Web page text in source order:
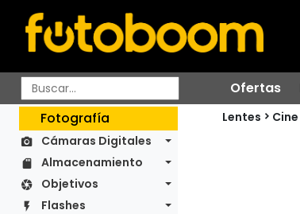
Ofertas
Fotografía
Cámaras Digitales
Almacenamiento
Objetivos
Flashes
Lentes Cine